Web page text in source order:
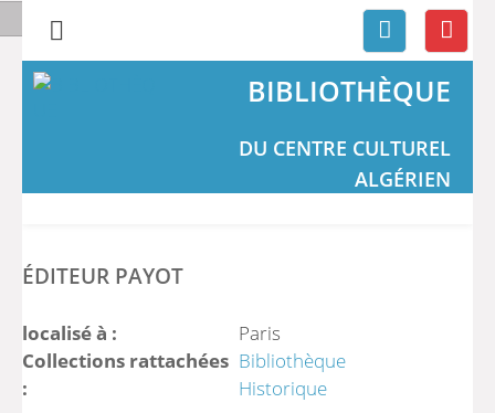
BIBLIOTHÈQUE
DU CENTRE CULTUREL
ALGÉRIEN
ÉDITEUR PAYOT
localisé à :
Paris
Collections rattachées
:
Bibliothèque
Historique